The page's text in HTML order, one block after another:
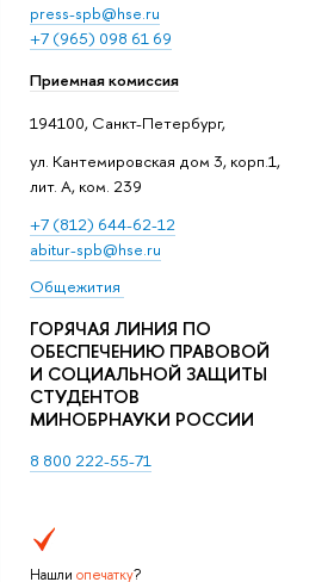
press-spb@hse.ru
+7 (965) 098 61 69
Приемная комиссия
194100, Санкт-Петербург,
ул. Кантемировская дом 3, корп.1,
лит. А, ком. 239
+7 (812) 644-62-12
abitur-spb@hse.ru
Общежития
ГОРЯЧАЯ ЛИНИЯ ПО
ОБЕСПЕЧЕНИЮ ПРАВОВОЙ
И СОЦИАЛЬНОЙ ЗАЩИТЫ
СТУДЕНТОВ
МИНОБРНАУКИ РОССИИ
8 800 222-55-71
Нашли опечатку?